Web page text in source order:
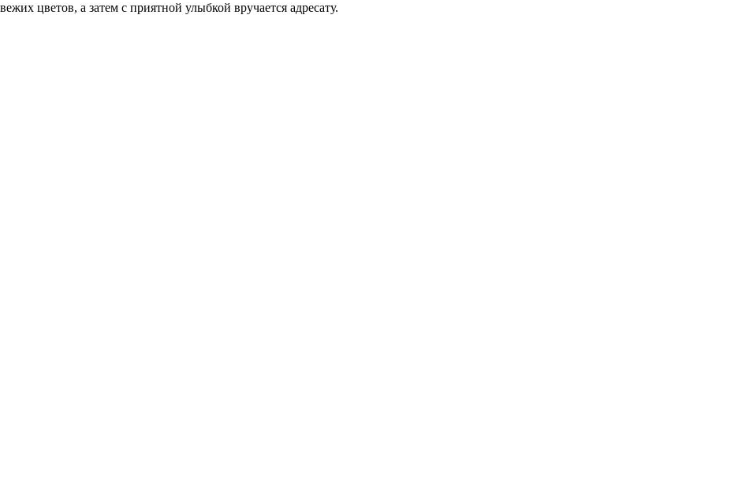
цветов, а затем с приятной улыбкой вручается адресату.